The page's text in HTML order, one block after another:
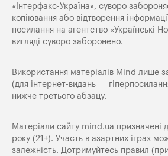
«Iнтерфакс-Україна», суворо
копіювання або відтворення
посилання на агентство «Українські
вигляді суворо заборонено.
Використання матеріалів Mind лише
(для інтернет-видань —
нижче третього абзацу.
Матеріали сайту mind.ua призначені
року (21+). Участь в азартних іграх
залежність. Дотримуйтесь правил